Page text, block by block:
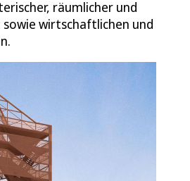
räumlicher und
wirtschaftlichen und